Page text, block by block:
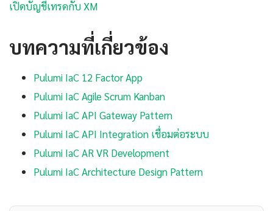
เปิดบัญชีเทรดกับ XM
บทความที่เกี่ยวข้อง
Pulumi IaC 12 Factor App
Pulumi IaC Agile Scrum Kanban
Pulumi IaC API Gateway Pattern
Pulumi IaC API Integration เชื่อมต่อระบบ
Pulumi IaC AR VR Development
Pulumi IaC Architecture Design Pattern